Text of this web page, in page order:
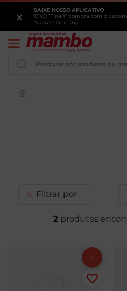
BAIXE NOSSO APLICATIVO
10%OFF na 1ª compra com o cupom
*Válido site e app
×
Pesquise por produtos ou
Filtrar
2